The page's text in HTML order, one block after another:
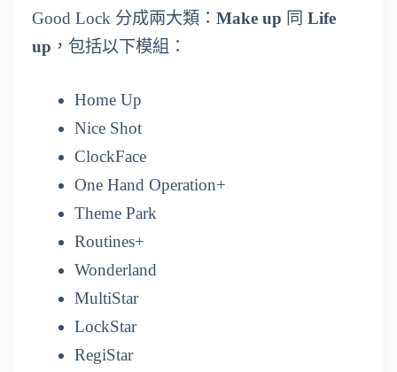
Good Lock 分成兩大類： Make up 同 Life
up ，包括以下模組：
Home Up
Nice Shot
ClockFace
One Hand Operation+
Theme Park
Routines+
Wonderland
MultiStar
LockStar
RegiStar